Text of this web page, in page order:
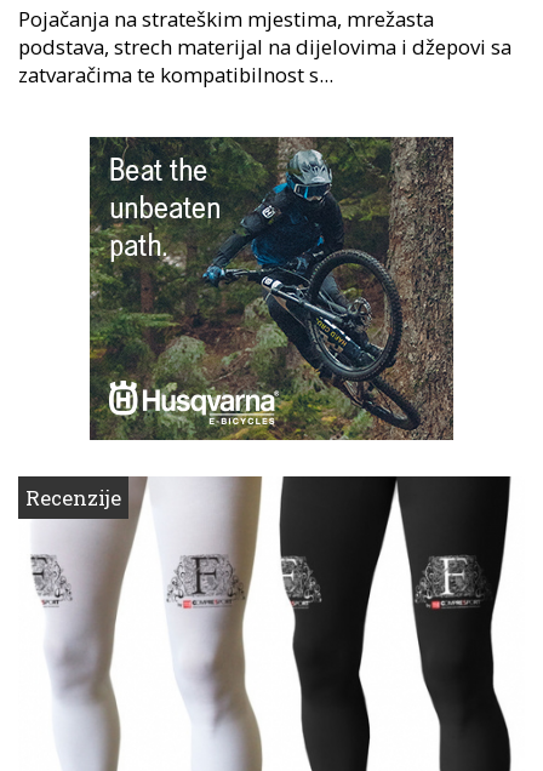
Pojačanja na strateškim mjestima, mrežasta
podstava, strech materijal na dijelovima i džepovi sa
zatvaračima te kompatibilnost s...
Recenzije